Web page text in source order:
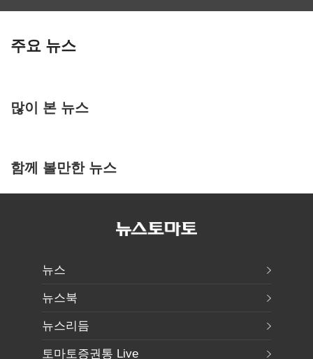
주요 뉴스
많이 본 뉴스
함께 볼만한 뉴스
뉴스
뉴스북
뉴스리듬
토마토증권통 Live